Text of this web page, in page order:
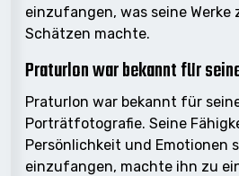
einzufangen, was seine Werke
Schätzen machte.
Praturlon war bekannt für
Praturlon war bekannt für
Porträtfotografie. Seine
Persönlichkeit und Emotionen
einzufangen, machte ihn zu